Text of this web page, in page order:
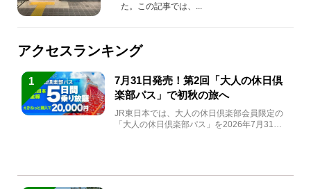
た。この記事では、...
アクセスランキング
1
7月31日発売！第2回「大人の休日倶
楽部パス」で初秋の旅へ
JR東日本では、大人の休日倶楽部会員限定の
「大人の休日倶楽部パス」を2026年7月31日